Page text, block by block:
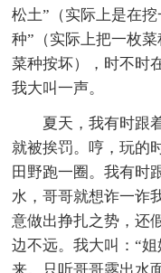
松土”（实际上是在
种”（实际上把一枚
菜种按坏），时不时
我大叫一声。
夏天，我有时跟
就被挨罚。哼，玩的
田野跑一圈。我有时
水，哥哥就想诈一诈
意做出挣扎之势，还
边不远。我大叫：“
来。只听哥哥露出水